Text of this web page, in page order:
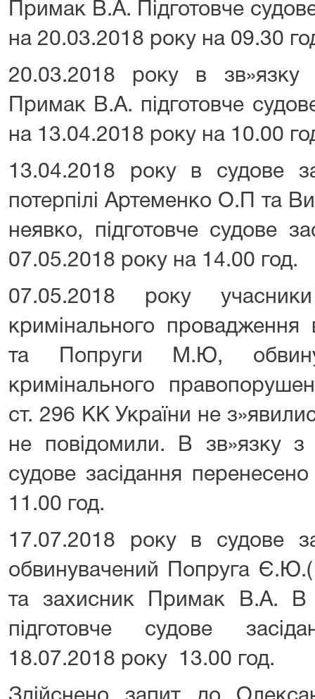
Примак В.А. Підготовче
на 20.03.2018 року на 09.30
20.03.2018 року в зв»язку
Примак В.А. підготовче
на 13.04.2018 року на 10.00
13.04.2018 року в судове
потерпілі Артеменко О.П та
неявко, підготовче судове
07.05.2018 року на 14.00 год.
07.05.2018 року
кримінального
та Попруги М.Ю,
кримінального
ст. 296 КК України не
не повідомили. В зв»язку з
судове засідання
11.00 год.
17.07.2018 року в судове
обвинувачений Попруга
та захисник Примак В.А. В
підготовче судове
18.07.2018 року 13.00 год.